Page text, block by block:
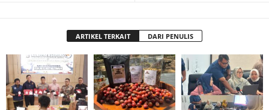
ARTIKEL TERKAIT DARI PENULIS